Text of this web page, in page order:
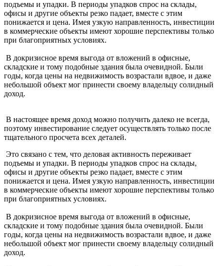
подъемы и упадки. В периоды упадков спрос на склады,
офисы и другие объекты резко падает, вместе с этим
понижается и цена. Имея узкую направленность, инвестиции
в коммерческие объекты имеют хорошие перспективы только
при благоприятных условиях.
В докризисное время выгода от вложений в офисные,
складские и тому подобные здания была очевидной. Были
годы, когда цены на недвижимость возрастали вдвое, и даже
небольшой объект мог принести своему владельцу солидный
доход.
В настоящее время доход можно получить далеко не всегда,
поэтому инвестирование следует осуществлять только после
тщательного просчета всех деталей.
Это связано с тем, что деловая активность переживает
подъемы и упадки. В периоды упадков спрос на склады,
офисы и другие объекты резко падает, вместе с этим
понижается и цена. Имея узкую направленность, инвестиции
в коммерческие объекты имеют хорошие перспективы только
при благоприятных условиях.
В докризисное время выгода от вложений в офисные,
складские и тому подобные здания была очевидной. Были
годы, когда цены на недвижимость возрастали вдвое, и даже
небольшой объект мог принести своему владельцу солидный
доход.